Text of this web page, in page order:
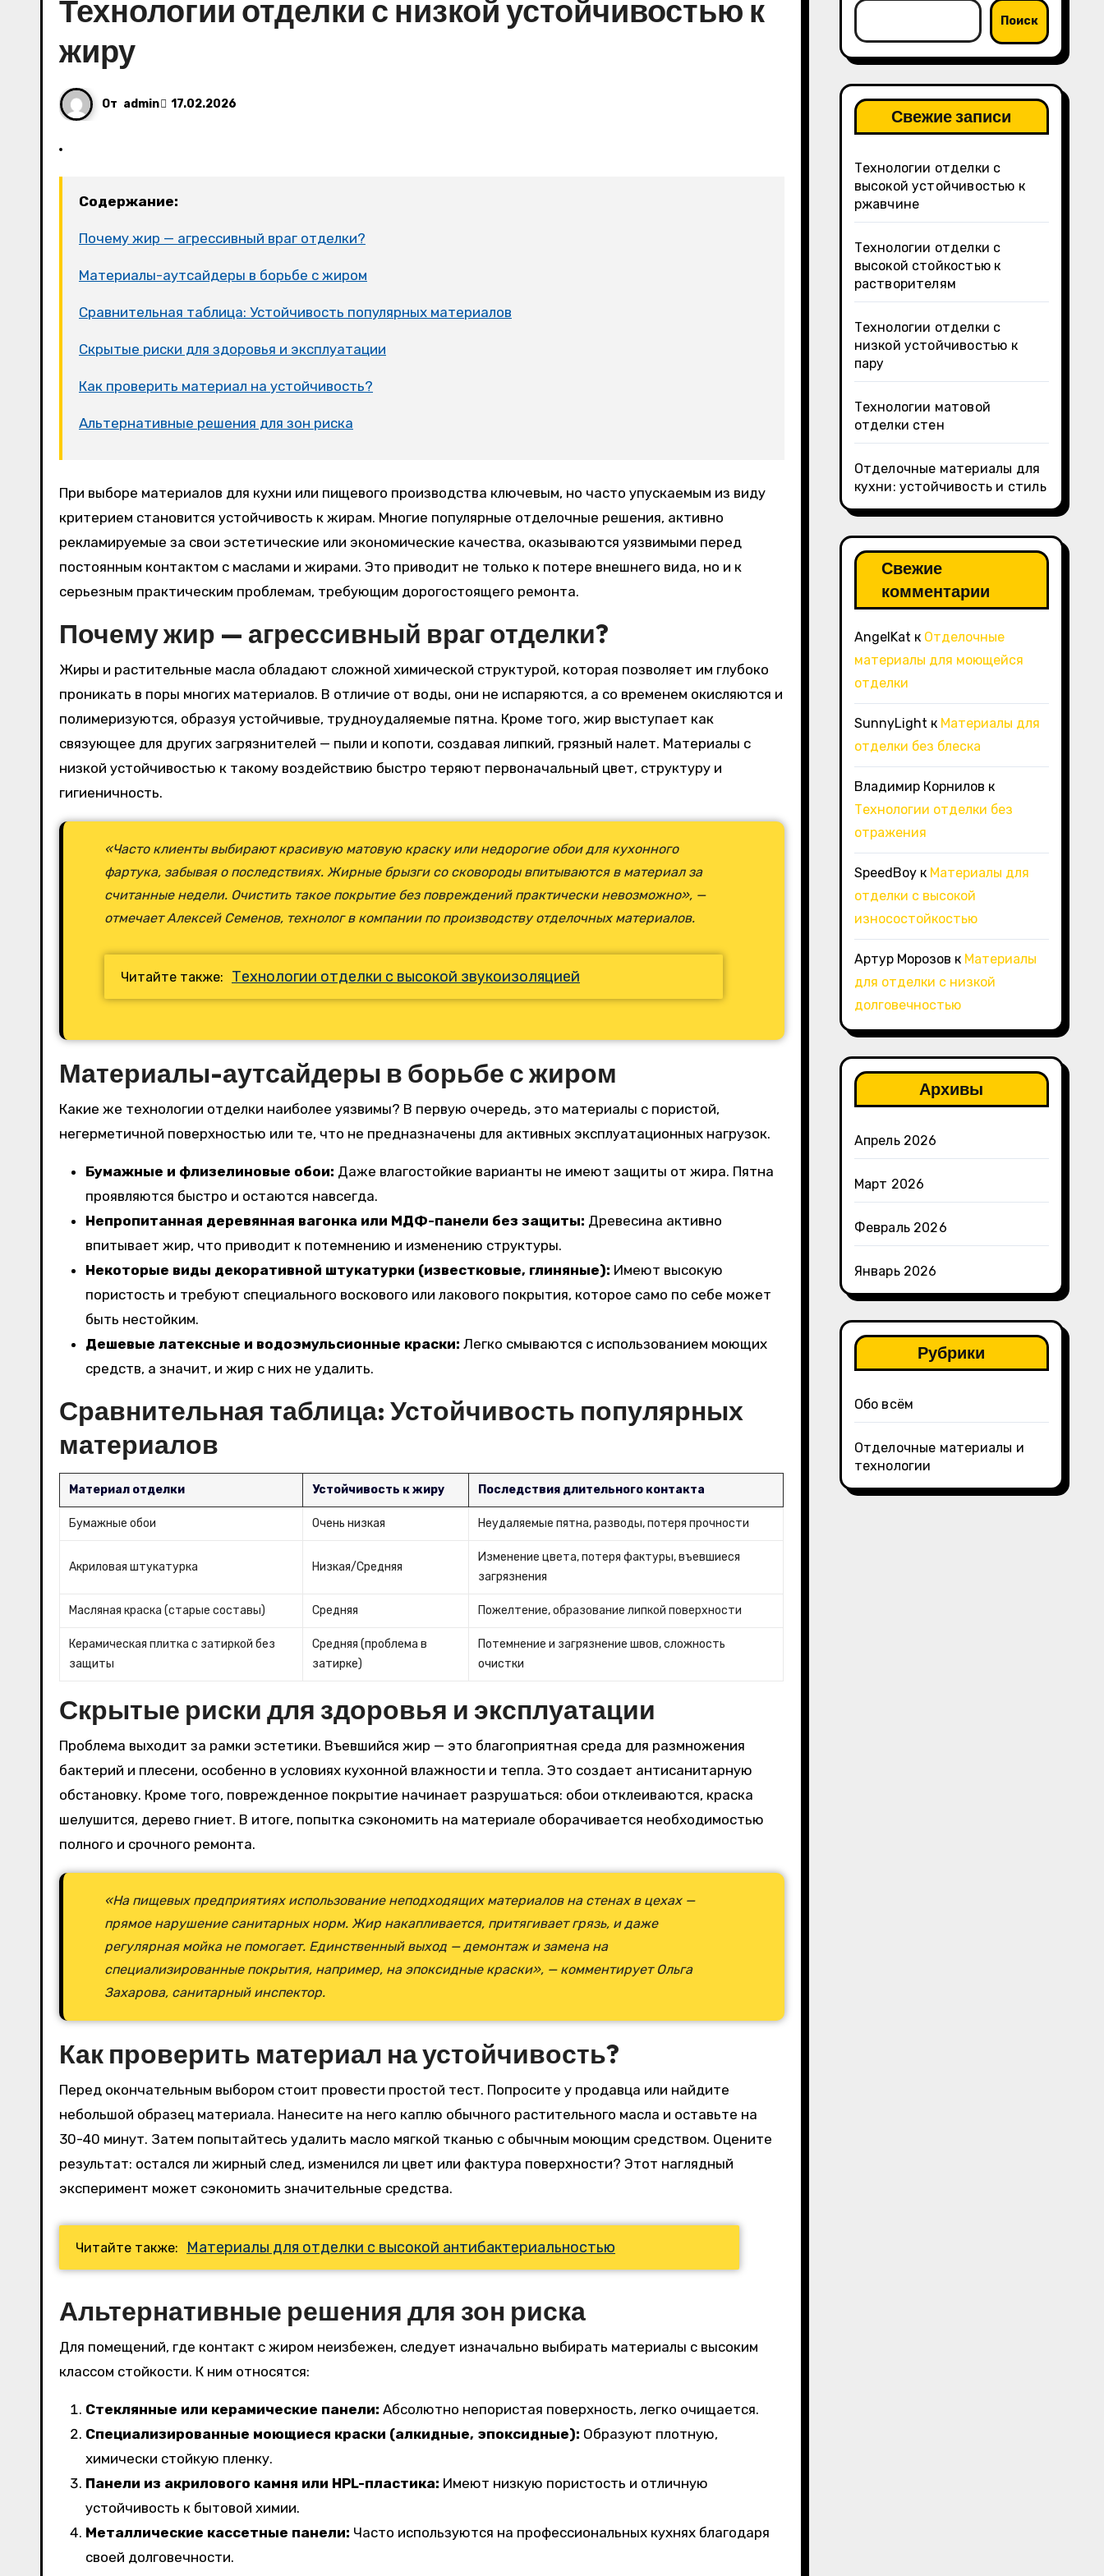
Технологии отделки с низкой устойчивостью к
жиру
От admin 17.02.2026
Содержание:
Почему жир — агрессивный враг отделки?
Материалы-аутсайдеры в борьбе с жиром
Сравнительная таблица: Устойчивость популярных материалов
Скрытые риски для здоровья и эксплуатации
Как проверить материал на устойчивость?
Альтернативные решения для зон риска
При выборе материалов для кухни или пищевого производства ключевым, но часто упускаемым из виду
критерием становится устойчивость к жирам. Многие популярные отделочные решения, активно
рекламируемые за свои эстетические или экономические качества, оказываются уязвимыми перед
постоянным контактом с маслами и жирами. Это приводит не только к потере внешнего вида, но и к
серьезным практическим проблемам, требующим дорогостоящего ремонта.
Почему жир — агрессивный враг отделки?
Жиры и растительные масла обладают сложной химической структурой, которая позволяет им глубоко
проникать в поры многих материалов. В отличие от воды, они не испаряются, а со временем окисляются и
полимеризуются, образуя устойчивые, трудноудаляемые пятна. Кроме того, жир выступает как
связующее для других загрязнителей — пыли и копоти, создавая липкий, грязный налет. Материалы с
низкой устойчивостью к такому воздействию быстро теряют первоначальный цвет, структуру и
гигиеничность.
«Часто клиенты выбирают красивую матовую краску или недорогие обои для кухонного
фартука, забывая о последствиях. Жирные брызги со сковороды впитываются в материал за
считанные недели. Очистить такое покрытие без повреждений практически невозможно», —
отмечает Алексей Семенов, технолог в компании по производству отделочных материалов.
Читайте также: Технологии отделки с высокой звукоизоляцией
Материалы-аутсайдеры в борьбе с жиром
Какие же технологии отделки наиболее уязвимы? В первую очередь, это материалы с пористой,
негерметичной поверхностью или те, что не предназначены для активных эксплуатационных нагрузок.
Бумажные и флизелиновые обои: Даже влагостойкие варианты не имеют защиты от жира. Пятна
проявляются быстро и остаются навсегда.
Непропитанная деревянная вагонка или МДФ-панели без защиты: Древесина активно
впитывает жир, что приводит к потемнению и изменению структуры.
Некоторые виды декоративной штукатурки (известковые, глиняные): Имеют высокую
пористость и требуют специального воскового или лакового покрытия, которое само по себе может
быть нестойким.
Дешевые латексные и водоэмульсионные краски: Легко смываются с использованием моющих
средств, а значит, и жир с них не удалить.
Сравнительная таблица: Устойчивость популярных
материалов
Материал отделки Устойчивость к жиру Последствия длительного контакта
Бумажные обои Очень низкая Неудаляемые пятна, разводы, потеря прочности
Акриловая штукатурка Низкая/Средняя
Изменение цвета, потеря фактуры, въевшиеся
загрязнения
Масляная краска (старые составы) Средняя Пожелтение, образование липкой поверхности
Керамическая плитка с затиркой без
защиты
Средняя (проблема в
затирке)
Потемнение и загрязнение швов, сложность
очистки
Скрытые риски для здоровья и эксплуатации
Проблема выходит за рамки эстетики. Въевшийся жир — это благоприятная среда для размножения
бактерий и плесени, особенно в условиях кухонной влажности и тепла. Это создает антисанитарную
обстановку. Кроме того, поврежденное покрытие начинает разрушаться: обои отклеиваются, краска
шелушится, дерево гниет. В итоге, попытка сэкономить на материале оборачивается необходимостью
полного и срочного ремонта.
«На пищевых предприятиях использование неподходящих материалов на стенах в цехах —
прямое нарушение санитарных норм. Жир накапливается, притягивает грязь, и даже
регулярная мойка не помогает. Единственный выход — демонтаж и замена на
специализированные покрытия, например, на эпоксидные краски», — комментирует Ольга
Захарова, санитарный инспектор.
Как проверить материал на устойчивость?
Перед окончательным выбором стоит провести простой тест. Попросите у продавца или найдите
небольшой образец материала. Нанесите на него каплю обычного растительного масла и оставьте на
30-40 минут. Затем попытайтесь удалить масло мягкой тканью с обычным моющим средством. Оцените
результат: остался ли жирный след, изменился ли цвет или фактура поверхности? Этот наглядный
эксперимент может сэкономить значительные средства.
Читайте также: Материалы для отделки с высокой антибактериальностью
Альтернативные решения для зон риска
Для помещений, где контакт с жиром неизбежен, следует изначально выбирать материалы с высоким
классом стойкости. К ним относятся:
Стеклянные или керамические панели: Абсолютно непористая поверхность, легко очищается.
Специализированные моющиеся краски (алкидные, эпоксидные): Образуют плотную,
химически стойкую пленку.
Панели из акрилового камня или HPL-пластика: Имеют низкую пористость и отличную
устойчивость к бытовой химии.
Металлические кассетные панели: Часто используются на профессиональных кухнях благодаря
своей долговечности.
Поиск
Свежие записи
Технологии отделки с
высокой устойчивостью к
ржавчине
Технологии отделки с
высокой стойкостью к
растворителям
Технологии отделки с
низкой устойчивостью к
пару
Технологии матовой
отделки стен
Отделочные материалы для
кухни: устойчивость и стиль
Свежие
комментарии
AngelKat к Отделочные
материалы для моющейся
отделки
SunnyLight к Материалы для
отделки без блеска
Владимир Корнилов к
Технологии отделки без
отражения
SpeedBoyк Материалы для
отделки с высокой
износостойкостью
Артур Морозов к Материалы
для отделки с низкой
долговечностью
Архивы
Апрель 2026
Март 2026
Февраль 2026
Январь 2026
Рубрики
Обо всём
Отделочные материалы и
технологии